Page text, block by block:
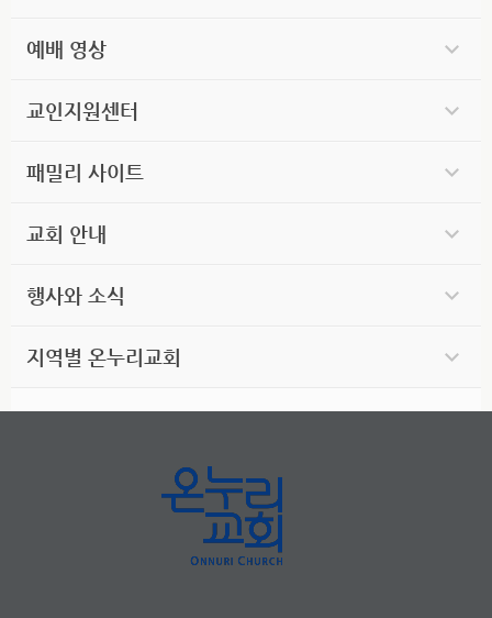
예배 영상
교인지원센터
패밀리 사이트
교회 안내
행사와 소식
지역별 온누리교회